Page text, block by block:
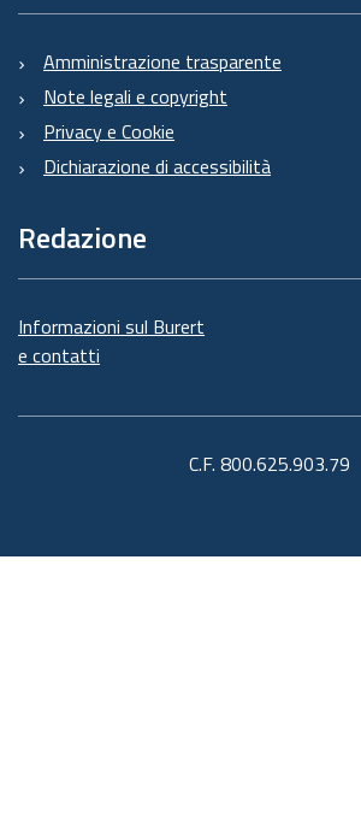
Amministrazione trasparente
Note legali e copyright
Privacy e Cookie
Dichiarazione di accessibilità
Redazione
Informazioni sul Burert
e contatti
C.F. 800.625.903.79